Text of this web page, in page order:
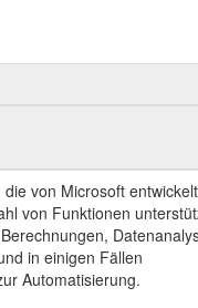
von Microsoft entwickelt
von Funktionen
in einigen Fällen
Automatisierung.